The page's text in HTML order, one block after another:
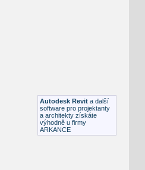
Autodesk Revit a další
software pro projektanty
a architekty získáte
výhodně u firmy
ARKANCE